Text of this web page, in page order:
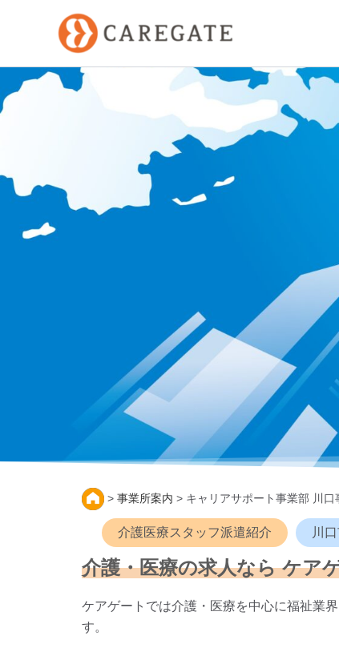
ス
キ
ッ
> 事業所案内 > キャリアサポート事業部 川口
介護医療スタッフ派遣紹介 川
介護・医療の求人なら ケア
ケアゲートでは介護・医療を中心に福祉業
す。